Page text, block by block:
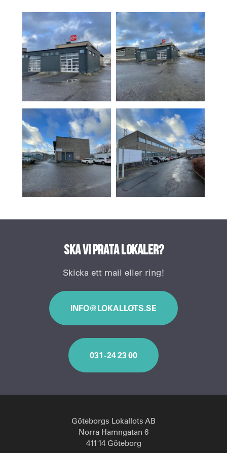
Ska vi prata lokaler?
Skicka ett mail eller ring!
INFO@LOKALLOTS.SE
031 - 24 23 00
Göteborgs Lokallots AB
Norra Hamngatan 6
411 14 Göteborg